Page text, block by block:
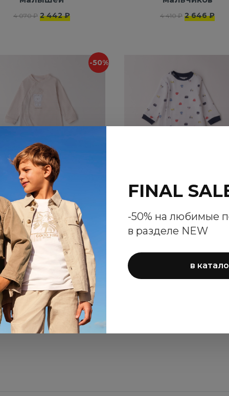
4 070 ₽ 2 442 ₽ 4 410 ₽ 2 646 ₽
-50%
Комбинезон iDO
4 030 ₽ 2 015 ₽
Комбинезон iDO
FINAL
-50% на любимые
в разделе NEW
в